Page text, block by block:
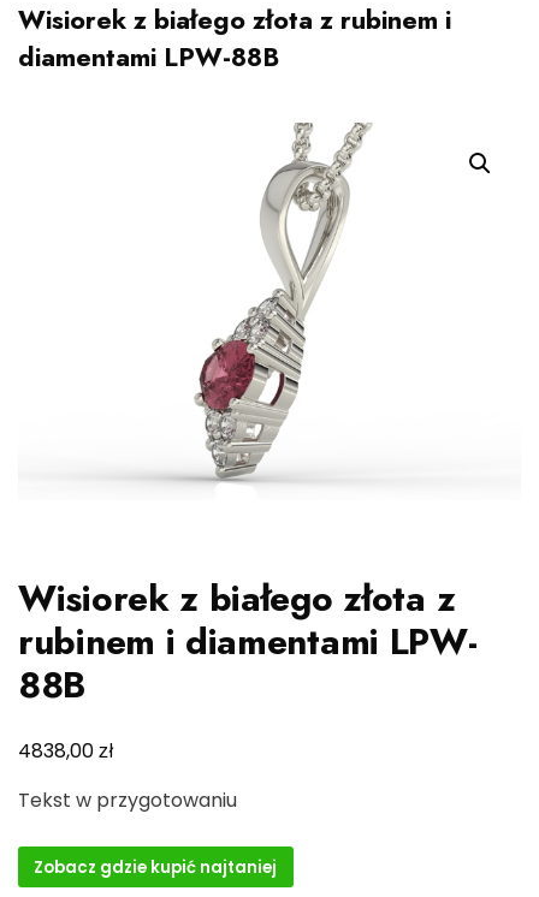
Wisiorek z białego złota z rubinem i
diamentami LPW-88B
Wisiorek z białego złota z
rubinem i diamentami LPW-
88B
4838,00zł
Tekst w przygotowaniu
Zobacz gdzie kupić najtaniej